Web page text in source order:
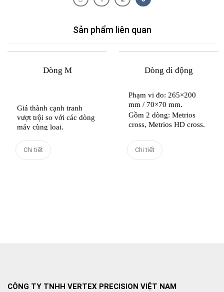
Sản phẩm liên quan
Dòng M
Giá thành cạnh tranh
vượt trội so với các dòng
máy cùng loại.
mm-900×140 mm
Bao gồm các model máy
Chi tiết
Dòng di động
Phạm vi đo: 265×200
mm / 70×70 mm.
Gồm 2 dòng: Metrios
cross, Metrios HD cross.
dọc theo trục X và Y,
vùng đo rộng rãi và máy
Chi tiết
CÔNG TY TNHH VERTEX PRECISION VIỆT NAM